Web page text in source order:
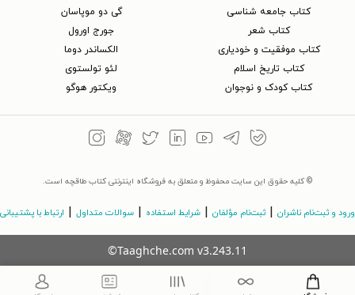
کتاب جامعه شناسی
کتاب شعر
کتاب موفقیت و خودیاری
کتاب تاریخ اسلام
کتاب کودک و نوجوان
گی دو موپاسان
جورج اورول
الکساندر دوما
لئو تولستوی
ویکتور هوگو
© کلیه حقوق این سایت محفوظ و متعلق به فروشگاه اینترنتی کتاب طاقچه است.
ورود و ثبت‌نام ناشران | ثبت‌نام مؤلفان | شرایط استفاده | سوالات متداول | ارتباط با پشتیبانی
©Taaghche.com v3.243.11